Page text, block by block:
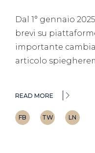
Dal 1° gennaio
brevi su
importante
articolo
READ MORE
FB TW LN